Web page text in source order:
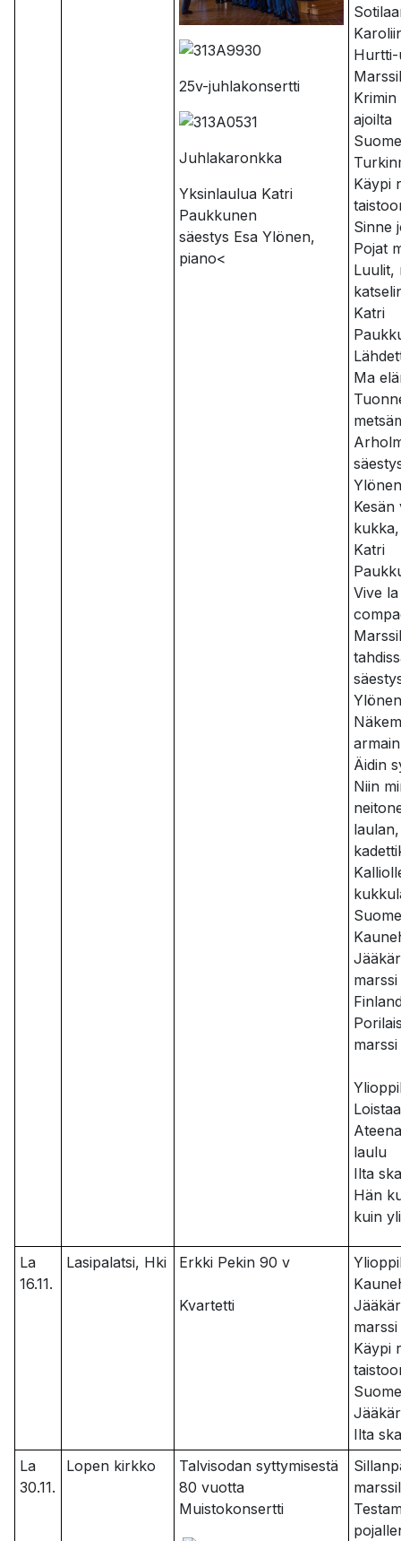
25v-juhlakonsertti
Juhlakaronkka
Yksinlaulua Katri
Paukkunen
säestys Esa Ylönen,
piano<
Krimin
ajoilta
Käypi
Sinne
Pojat
Luulit,
Katri
Ma
Ylönen
Kesän
Katri
Vive la
Ylönen
armain
Äidin
Niin
laulan,
marssi
marssi
laulu
Ilta
Hän
kuin
La
16.11.
Lasipalatsi, Hki Erkki Pekin 90 v
Kvartetti
marssi
Käypi
Ilta
La
30.11.
Lopen kirkko
Talvisodan syttymisestä
80 vuotta
Muistokonsertti